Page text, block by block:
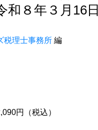
和８年３月16
税理士事務所 編
円（税込）